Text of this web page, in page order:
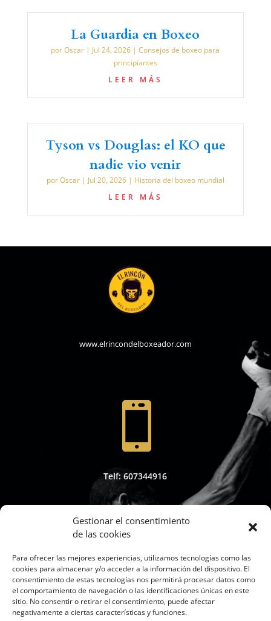
Gestionar el consentimiento
de las cookies
Para ofrecer las mejores experiencias, utilizamos tecnologías como las
cookies para almacenar y/o acceder a la información del dispositivo. El
consentimiento de estas tecnologías nos permitirá procesar datos como
el comportamiento de navegación o las identificaciones únicas en este
sitio. No consentir o retirar el consentimiento, puede afectar
negativamente a ciertas características y funciones.
La Guardia en Boxeo
porOscar | Jul 24, 2026 |Consejos de boxeo para
principiantes
LEER MÁS
Tyson vs Douglas: el KO que
nadie vio venir
porOscar| Jul 20, 2026| Historia del boxeo mundial
LEER MÁS
www.elrincondelboxeador.com

Telf: 607344916

Whapsap: 607344916